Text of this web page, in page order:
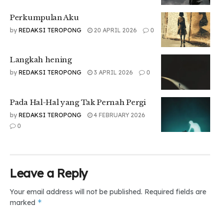
Perkumpulan Aku
by REDAKSI TEROPONG 20 APRIL 2026 0
Langkah hening
by REDAKSI TEROPONG 3 APRIL 2026 0
Pada Hal-Hal yang Tak Pernah Pergi
by REDAKSI TEROPONG
4 FEBRUARY 2026
0
Leave a Reply
Your email address will not be published. Required fields are
marked *